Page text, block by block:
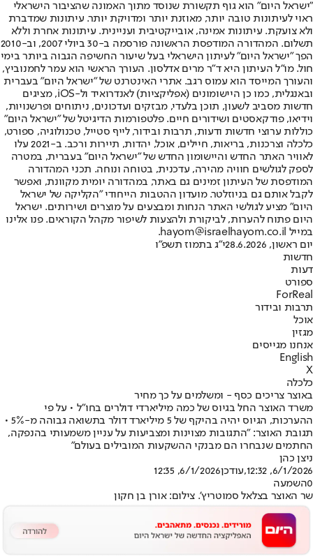
"ישראל היום" הוא גוף תקשורת שנוסד מתוך האמונה שהציבור הישראלי
ראוי לעיתונות טובה יותר, מאוזנת יותר ומדויקת יותר. עיתונות שמדברת
ולא צועקת. עיתונות אמינה, אובייקטיבית ועניינית. עיתונות אחרת וללא
תשלום. המהדורה המודפסת הראשונה פורסמה ב-30 ביולי 2007, וב-2010
הפך "ישראל היום" לעיתון הישראלי בעל שיעור החשיפה הגבוה ביותר בימי
חול. מו"ל העיתון היא ד"ר מרים אדלסון. העורך הראשי הוא עמר לחמנוביץ,
והעורך המייסד הוא עמוס רגב. אתרי האינטרנט של "ישראל היום" בעברית
ובאנגלית, כמו כן היישומונים (אפליקציות) לאנדרואיד ול-iOS, מציגים
חדשות מסביב לשעון, תוכן בלעדי, מבזקים ועדכונים, ניתוחים ופרשנויות,
וידיאו, פודקאסטים ושידורים חיים. פלטפורמות הדיגיטל של "ישראל היום"
כוללות ערוצי חדשות ודעות, תרבות ובידור, לייף סטייל, טכנולוגיה, ספורט,
כלכלה וצרכנות, בריאות, חיילים, אוכל, יהדות, תיירות ורכב. ב-2021 עלו
לאוויר האתר החדש והיישומון החדש של "ישראל היום" בעברית, במטרה
לספק לגולשים חוויה מהירה, עדכנית, בטוחה ונוחה. תכני המהדורה
המודפסת של העיתון זמינים גם באתר, במהדורה יומית מקוונת, ואפשר
לקבל אותם גם בניוזלטר. מועדון ההטבות הייחודי "הקליקה של ישראל
היום" מציע לגולשי האתר הנחות ומבצעים על מוצרים ושירותים. ישראל
היום פתוח להערות, לביקורת ולהצעות לשיפור מקהל הקוראים. פנו אלינו
במייל hayom@israelhayom.co.il.
יום ראשון, 28.6.2026
י"ג בתמוז תשפ"ו
חדשות
דעות
ספורט
ForReal
תרבות ובידור
אוכל
מגזין
אנחנו מגייסים
English
X
כלכלה
באוצר צריכים כסף - ומשלמים על כך מחיר
משרד האוצר החל בגיוס של כמה מיליארדי דולרים בחו״ל • על פי
ההערכות, הגיוס יהיה בהיקף של 5 מיליארד דולר בתשואה גבוהה מ-5% •
תגובת האוצר: "התגובות מצוינות ומצביעות על עניין משמעותי בהנפקה,
החתמים שנבחרו הם מבנקי ההשקעות המובילים בעולם"
ניצן כהן
6/1/2026, 12:32
,עודכן6/1/2026, 12:35
0השמעה
שר האוצר בצלאל סמוטריץ'. צילום: אורן בן חקון